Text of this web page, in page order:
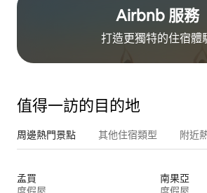
Airbnb 服務
打造更獨特的住⁠宿⁠體⁠
值得一訪的目的地
周邊熱門景點 其他住宿類型 附近
孟買
南果亞